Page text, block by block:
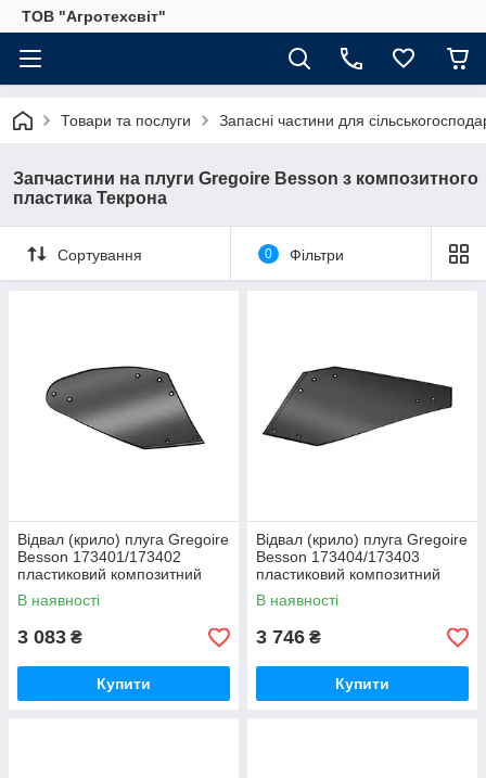
ТОВ "Агротехсвіт"
Товари та послуги Запасні частини для
Запчастини на плуги Gregoire Besson з композитного
пластика Текрона
Сортування 0 Фільтри
Відвал (крило) плуга Gregoire
Besson 173401/173402
пластиковий композитний
Текрон
В наявності
3 083 ₴
Купити
Відвал (крило) плуга Gregoire
Besson 173404/173403
пластиковий композитний
Текрон
В наявності
3 746 ₴
Купити